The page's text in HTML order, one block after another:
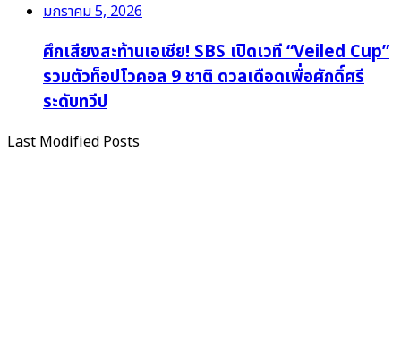
มกราคม 5, 2026
ศึกเสียงสะท้านเอเชีย! SBS เปิดเวที “Veiled Cup”
รวมตัวท็อปโวคอล 9 ชาติ ดวลเดือดเพื่อศักดิ์ศรี
ระดับทวีป
Last Modified Posts